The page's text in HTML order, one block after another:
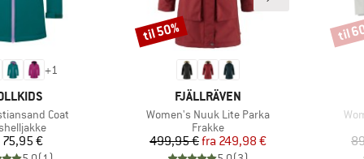
+1
Coat
Pris
75,95 €
MÆRKE
FJÄLLRÄVEN
Artikel
Women's Nuuk Lite Parka
Produktgruppe
Frakke
Pris
499,95 € Nedsat pris
fra 249,98 €
Rabat
til 50% Rabat
til